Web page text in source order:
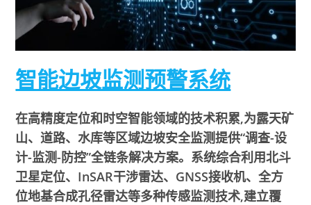
智能边坡监测预警系统
在高精度定位和时空智能领域的技术积累,为露天矿
山、道路、水库等区域边坡安全监测提供“调查-设
计-监测-防控”全链条解决方案。系统综合利用北斗
卫星定位、InSAR干涉雷达、GNSS接收机、全方
位地基合成孔径雷达等多种传感监测技术,建立覆